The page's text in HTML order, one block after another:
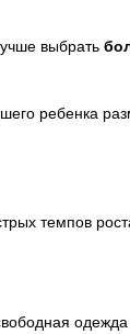
выбрать
ребенка
темпов